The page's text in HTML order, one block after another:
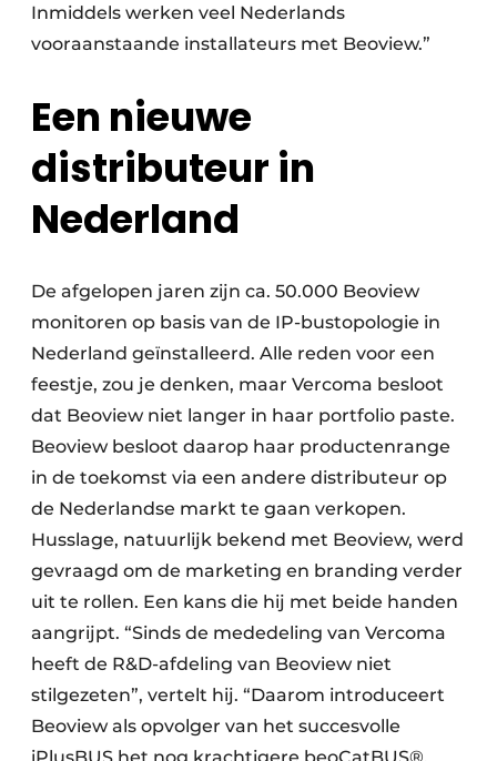
Inmiddels werken veel Nederlands
vooraanstaande installateurs met Beoview.”
Een nieuwe
distributeur in
Nederland
De afgelopen jaren zijn ca. 50.000 Beoview
monitoren op basis van de IP-bustopologie in
Nederland geïnstalleerd. Alle reden voor een
feestje, zou je denken, maar Vercoma besloot
dat Beoview niet langer in haar portfolio paste.
Beoview besloot daarop haar productenrange
in de toekomst via een andere distributeur op
de Nederlandse markt te gaan verkopen.
Husslage, natuurlijk bekend met Beoview, werd
gevraagd om de marketing en branding verder
uit te rollen. Een kans die hij met beide handen
aangrijpt. “Sinds de mededeling van Vercoma
heeft de R&D-afdeling van Beoview niet
stilgezeten”, vertelt hij. “Daarom introduceert
Beoview als opvolger van het succesvolle